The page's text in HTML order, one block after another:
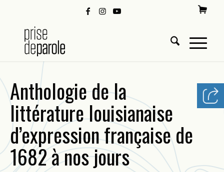
Anthologie de la
littérature louisianaise
d’expression française de
1682 à nos jours